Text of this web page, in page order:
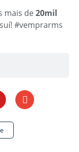
mais de20mil
#vemprarms